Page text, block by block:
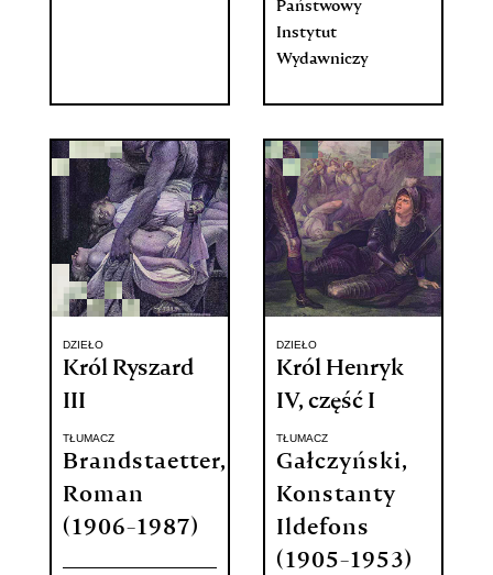
Państwowy
Instytut
Wydawniczy
DZIEŁO
Król Ryszard
III
TŁUMACZ
Brandstaetter,
Roman
(1906-1987)
DZIEŁO
Król Henryk
IV, część I
TŁUMACZ
Gałczyński,
Konstanty
Ildefons
(1905-1953)